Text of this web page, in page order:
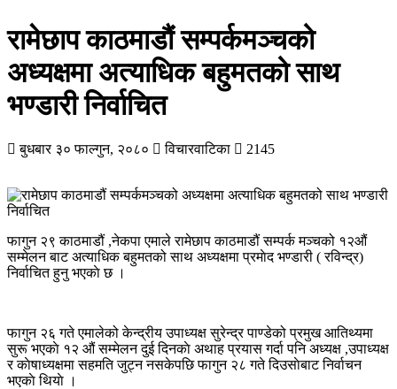
रामेछाप काठमाडौं सम्पर्कमञ्चको
अध्यक्षमा अत्याधिक बहुमतको साथ
भण्डारी निर्वाचित
बुधबार ३० फाल्गुन, २०८० विचारवाटिका 2145
फागुन २९ काठमाडौं ,नेकपा एमाले रामेछाप काठमाडौं सम्पर्क मञ्चको १२औं
सम्मेलन बाट अत्याधिक बहुमतको साथ अध्यक्षमा प्रमाेद भण्डारी ( रविन्द्र)
निर्वाचित हुनु भएकाे छ ।
फागुन २६ गते एमालेको केन्द्रीय उपाध्यक्ष सुरेन्द्र पाण्डेको प्रमुख आतिथ्यमा
सुरू भएकाे १२ औं सम्मेलन दुई दिनकाे अथाह प्रयास गर्दा पनि अध्यक्ष ,उपाध्यक्ष
र काेषाध्यक्षमा सहमति जुट्न नसकेपछि फागुन २८ गते दिउसाेबाट निर्वाचन
भएकाे थियाे ।